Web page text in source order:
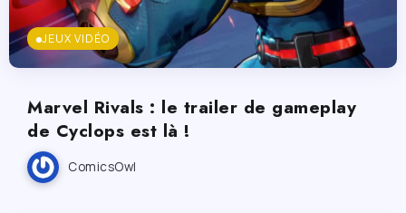
JEUX VIDÉO
Marvel Rivals : le trailer de gameplay
de Cyclops est là !
ComicsOwl